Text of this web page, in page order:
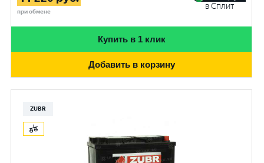
при обмене
в Сплит
Купить в 1 клик
Добавить в корзину
ZUBR